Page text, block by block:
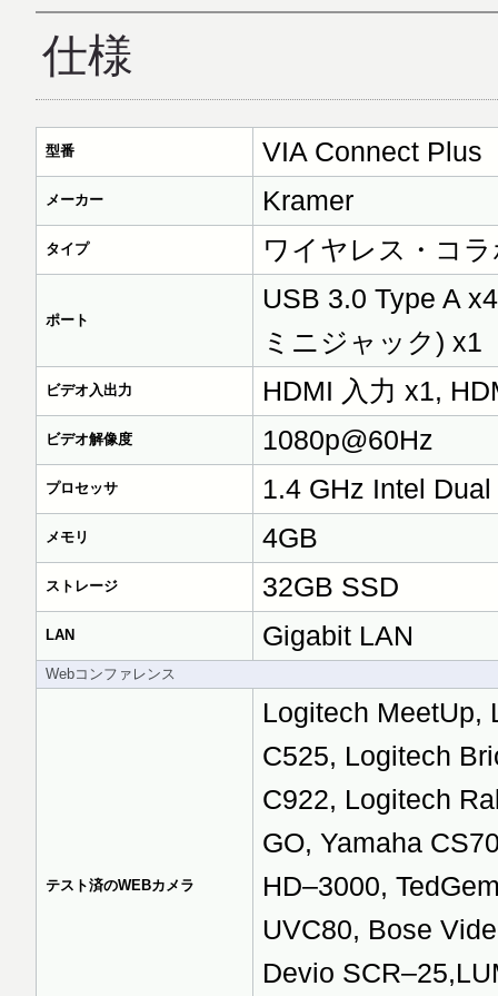
仕様
型番 VIA Connect Plus
メーカー Kramer
タイプ ワイヤレス・コ
ポート
USB 3.0 Type A
ミニジャック) x1
ビデオ入出力 HDMI 入力 x1,
ビデオ解像度 1080p@60Hz
プロセッサ 1.4 GHz Intel
メモリ 4GB
ストレージ 32GB SSD
LAN Gigabit LAN
Webコンファレンス
テスト済のWEBカメラ
Logitech MeetUp,
C525, Logitech
C922, Logitech
GO, Yamaha
HD–3000,
UVC80, Bose
Devio